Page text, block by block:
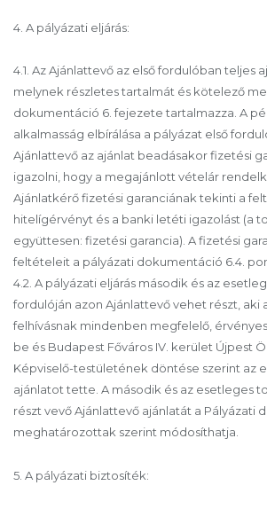
4. A pályázati eljárás:
4.1. Az Ajánlattevő az első fordulóban teljes
melynek részletes tartalmát és kötelező
dokumentáció 6. fejezete tartalmazza. A
alkalmasság elbírálása a pályázat első
Ajánlattevő az ajánlat beadásakor fizetési
igazolni, hogy a megajánlott vételár
Ajánlatkérő fizetési garanciának tekinti a
hitelígérvényt és a banki letéti igazolást (a
együttesen: fizetési garancia). A fizetési
feltételeit a pályázati dokumentáció 6.4.
4.2. A pályázati eljárás második és az
fordulóján azon Ajánlattevő vehet részt, aki
felhívásnak mindenben megfelelő,
be és Budapest Főváros IV. kerület Újpest
Képviselő-testületének döntése szerint az
ajánlatot tette. A második és az esetleges
részt vevő Ajánlattevő ajánlatát a Pályázati
meghatározottak szerint módosíthatja.
5. A pályázati biztosíték: